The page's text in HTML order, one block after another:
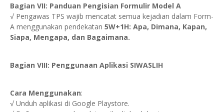
Bagian VII: Panduan Pengisian Formulir Model A
√ Pengawas TPS wajib mencatat semua kejadian dalam Form-
A menggunakan pendekatan 5W+1H: Apa, Dimana, Kapan,
Siapa, Mengapa, dan Bagaimana.
Bagian VIII: Penggunaan Aplikasi SIWASLIH
Cara Menggunakan:
√ Unduh aplikasi di Google Playstore.